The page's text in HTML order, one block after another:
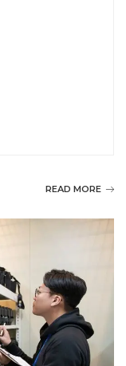
READ MORE